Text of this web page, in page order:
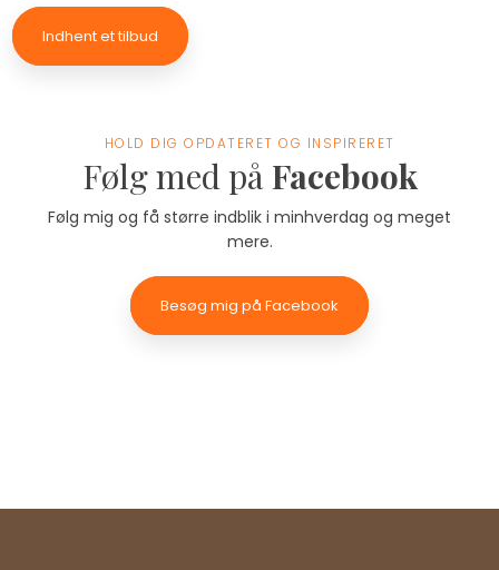
Indhent et tilbud
HOLD DIG OPDATERET OG INSPIRERET
Følg med påFacebook
Følg mig og få større indblik i minhverdag og meget
mere.
Besøg mig på Facebook​